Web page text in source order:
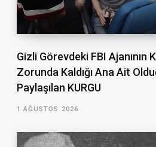
Gizli Görevdeki FBI Ajanının
Zorunda Kaldığı Ana Ait
Paylaşılan KURGU
1 AĞUSTOS 2026